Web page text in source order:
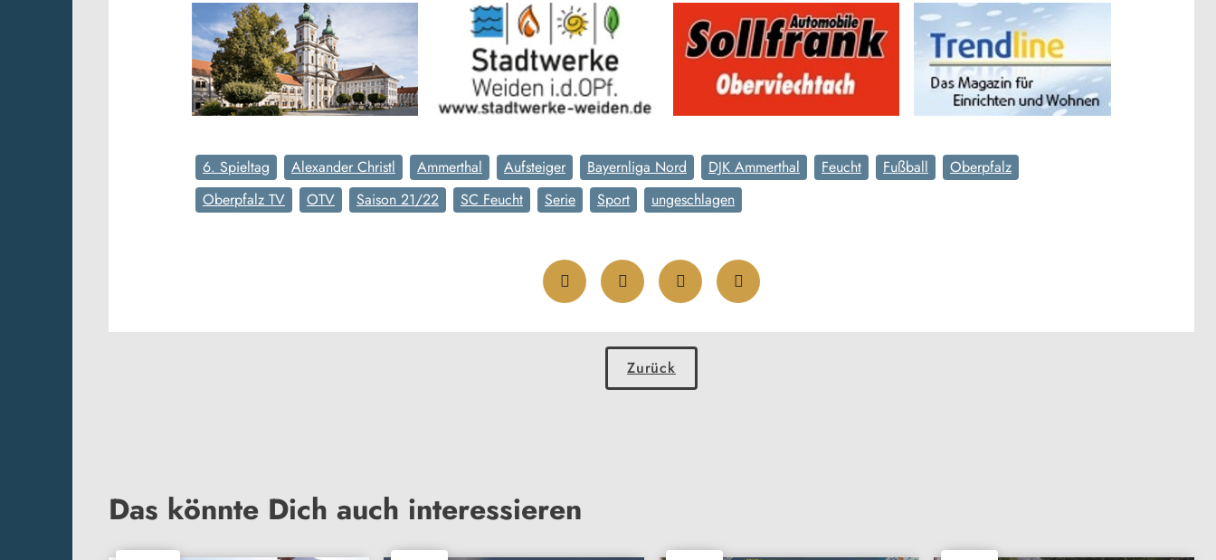
6. Spieltag Alexander Christl Ammerthal Aufsteiger Bayernliga Nord DJK Ammerthal Feucht Fußball
Oberpfalz
Oberpfalz TV
OTV Saison 21/22 SC Feucht Serie Sport ungeschlagen
Zurück
Das könnte Dich auch interessieren